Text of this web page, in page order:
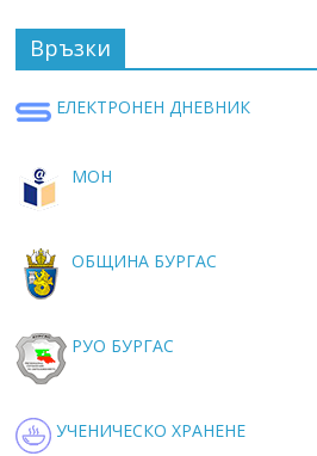
Връзки
ЕЛЕКТРОНЕН ДНЕВНИК
МОН
ОБЩИНА БУРГАС
РУО БУРГАС
УЧЕНИЧЕСКО ХРАНЕНЕ